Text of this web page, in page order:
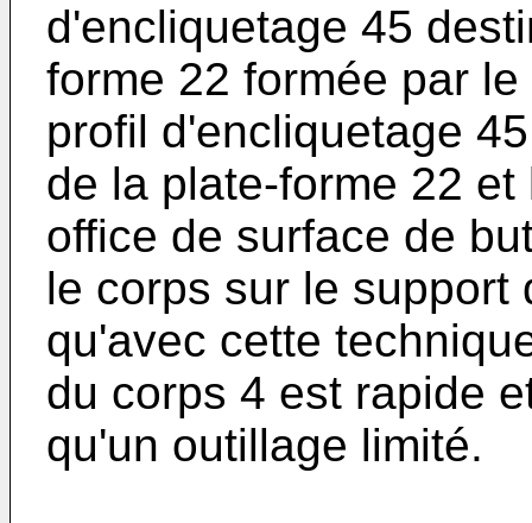
d'encliquetage 45
forme 22 formée par
profil d'encliquetage
de la plate-forme 22
office de surface de
le corps sur le support
qu'avec cette
du corps 4 est rapide
qu'un outillage limité.